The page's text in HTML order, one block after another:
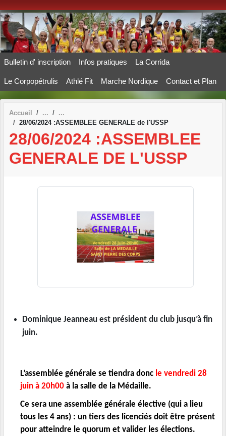
Bulletin d' inscription Infos pratiques La Corrida
Le Corpopétrulis Athlé Fit Marche Nordique Contact et Plan
Accueil
28/06/2024 :ASSEMBLEE GENERALE de l'USSP
28/06/2024 :ASSEMBLEE
GENERALE DE L'USSP
Dominique Jeanneau est président du club jusqu’à fin
juin.
L’assemblée générale se tiendra donc le vendredi 28
juin à 20h00 à la salle de la Médaille.
Ce sera une assemblée générale élective (qui a lieu
tous les 4 ans) : un tiers des licenciés doit être présent
pour atteindre le quorum et valider les élections.